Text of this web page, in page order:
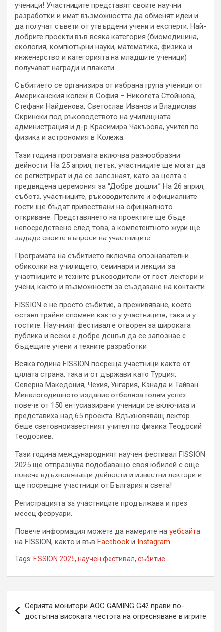
ученици! Участниците представят своите научни
разработки и имат възможността да обменят идеи и
да получат съвети от утвърдени учени и експерти. Най-
добрите проекти във всяка категория (биомедицина,
екология, компютърни науки, математика, физика и
инженерство и категорията на младшите ученици)
получават награди и плакети.
Събитието се организира от избрана група ученици от
Американския колеж в София – Николета Стойнова,
Стефани Найденова, Светослав Иванов и Владислав
Скрински под ръководството на училищната
администрация и д-р Красимира Чакърова, учител по
физика и астрономия в Колежа.
Тази година програмата включва разнообразни
дейности. На 25 април, петък, участниците ще могат да
се регистрират и да се запознаят, като за целта е
предвидена церемония за “Добре дошли.” На 26 април,
събота, участниците, ръководителите и официалните
гости ще бъдат привествани на официалното
откриване. Представянето на проектите ще бъде
непосредствено след това, а компетентното жури ще
зададе своите въпроси на участниците.
Програмата на събитието включва опознавателни
обиколки на училището, семинари и лекции за
участниците и техните ръководители от гост-лектори и
учени, както и възможности за създаване на контакти.
FISSION e не просто събитие, а преживяване, което
оставя трайни спомени както у участниците, така и у
гостите. Научният фестивал е отворен за широката
публика и всеки е добре дошъл да се запознае с
бъдещите учени и техните разработки.
Всяка година FISSION посреща участници както от
цялата страна, така и от държави като Турция,
Северна Македония, Чехия, Унгария, Канада и Тайван.
Миналогодишното издание отбеляза голям успех –
повече от 150 ентусиазирани ученици се включиха и
представиха над 65 проекта. Вдъхновяващ лектор
беше световноизвестният учител по физика Теодосий
Теодосиев.
Тази година международният научен фестивал FISSION
2025 ще отпразнува подобаващо своя юбилей с още
повече вдъхновяващи дейности и известни лектори и
ще посрещне участници от България и света!
Регистрацията за участниците продължава и през
месец февруари.
Повече информация можете да намерите на уебсайта
на FISSION, както и във Facebook и Instagram.
Tags: FISSION 2025, научен фестивал, събитие
Серията монитори AOC GAMING G42 прави по-
достъпна високата честота на опресняване в игрите